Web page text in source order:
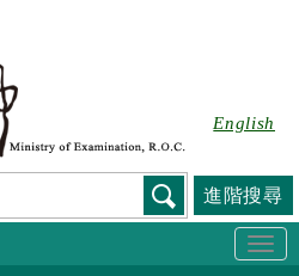
English
進階搜尋